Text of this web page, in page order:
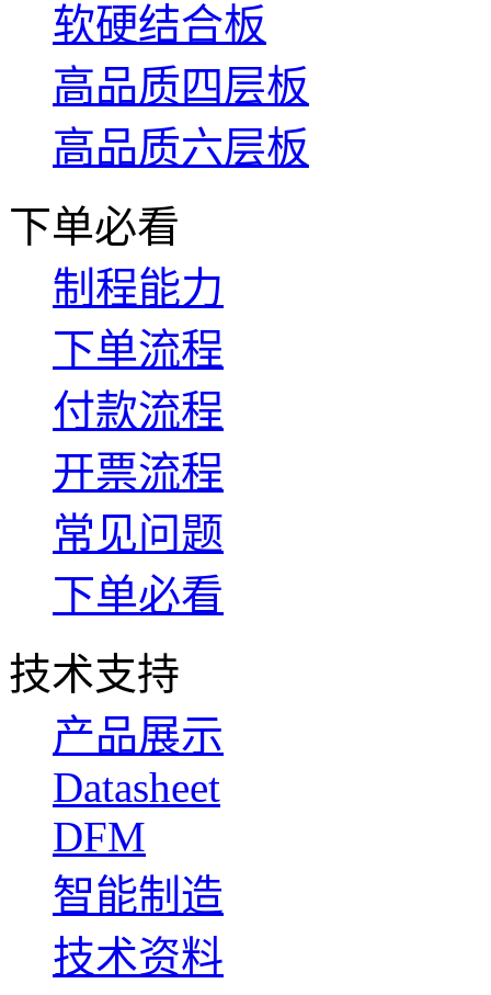
软硬结合板
高品质四层板
高品质六层板
下单必看
制程能力
下单流程
付款流程
开票流程
常见问题
下单必看
技术支持
产品展示
Datasheet
DFM
智能制造
技术资料